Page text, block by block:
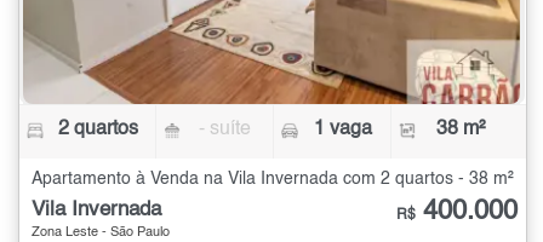
2 quartos - suíte 1 vaga 38 m²
Apartamento à Venda na Vila Invernada com 2 quartos - 38 m²
Vila Invernada
Zona Leste - São Paulo
R$ 400.000